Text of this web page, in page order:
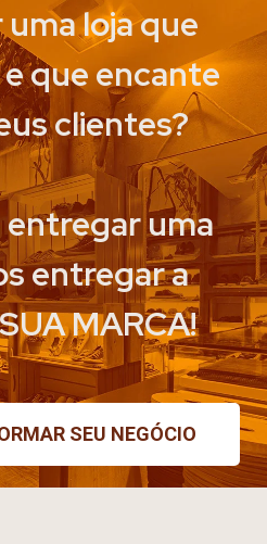
loja que
que encante
clientes?
entregar uma
entregar a
MARCA!
SEU NEGÓCIO